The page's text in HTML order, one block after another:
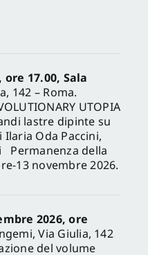
17.00, Sala
142 – Roma.
UTOPIA
lastre dipinte su
Oda Paccini,
Permanenza della
13 novembre 2026.
2026, ore
Via Giulia, 142
del volume